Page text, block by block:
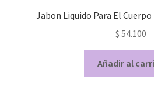
Jabon Liquido Para El Cuerpo
$ 54.100
Añadir al